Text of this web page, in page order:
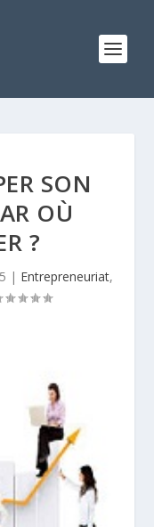
SON
OÙ
?
| Entrepreneuriat,